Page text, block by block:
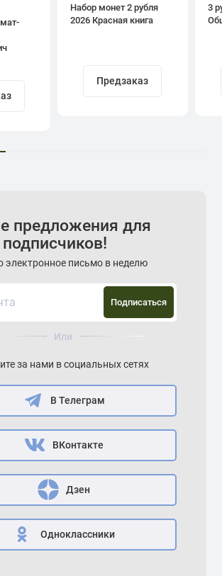
Набор монет 2 рубля
2026 Красная книга
Предзаказ
3
предложения для
электронное письмо в неделю
Подписаться
Или
за нами в социальных сетях
В Телеграм
ВКонтакте
Дзен
Одноклассники